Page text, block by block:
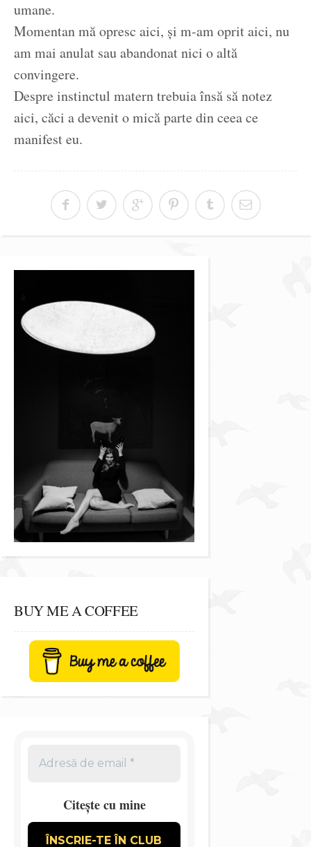
umane.
Momentan mă opresc aici, și m-am oprit aici, nu
am mai anulat sau abandonat nici o altă
convingere.
Despre instinctul matern trebuia însă să notez
aici, căci a devenit o mică parte din ceea ce
manifest eu.
BUY ME A COFFEE
Citește cu mine